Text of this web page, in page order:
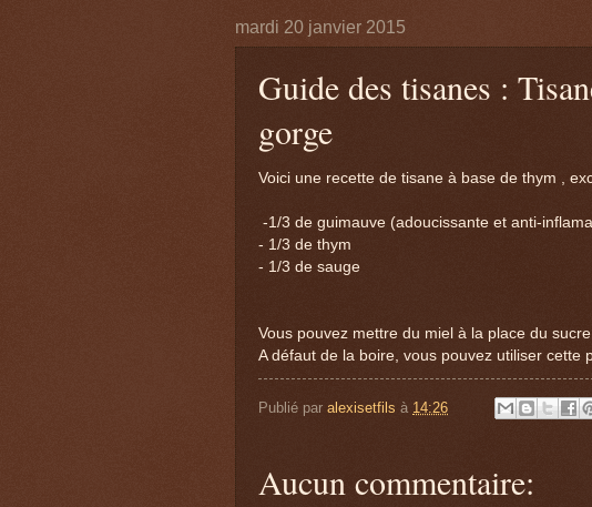
mardi 20 janvier 2015
Guide des tisanes :
gorge
Voici une recette de tisane à base de thym ,
-1/3 de guimauve (adoucissante et anti-
- 1/3 de thym
- 1/3 de sauge
Vous pouvez mettre du miel à la place du
A défaut de la boire, vous pouvez utiliser cette
Publié par alexisetfils à 14:26
Aucun commentaire: